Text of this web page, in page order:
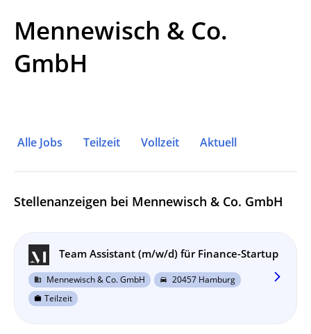
Mennewisch & Co.
GmbH
Alle Jobs Teilzeit Vollzeit Aktuell
Stellenanzeigen bei Mennewisch & Co. GmbH
Team Assistant (m/w/d) für Finance-Startup
business Mennewisch & Co. GmbH directions_car 20457 Hamburg
work Teilzeit
arrow_forward_ios